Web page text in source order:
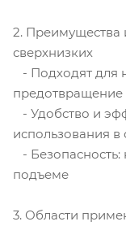
2. Преимущества
сверхнизких
- Подходят для
- Удобство и
использования в
-
подъеме
3. Области